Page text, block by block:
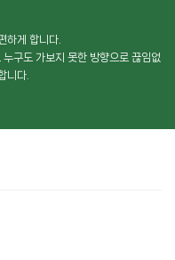
하게 합니다.
구도 가보지 못한 방향으로 끊임없
니다.